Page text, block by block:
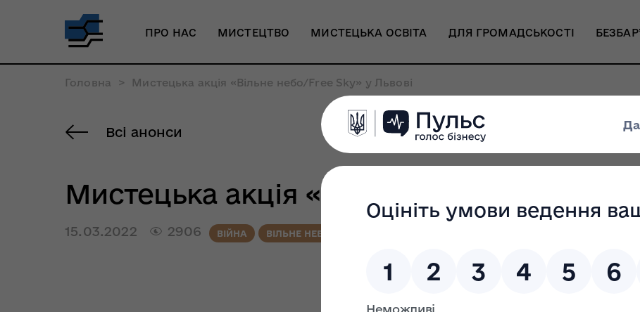
ПРО НАС МИСТЕЦТВО МИСТЕЦЬКА ОСВІТА ДЛЯ ГРОМАДСЬКОСТІ
Головна > Мистецька акція «Вільне небо/Free Sky» у Львові
Всі анонси
Мистецька акція «Вільне небо/Free Sky»
15.03.2022 2906 ВІЙНА ВІЛЬНЕ НЕБО